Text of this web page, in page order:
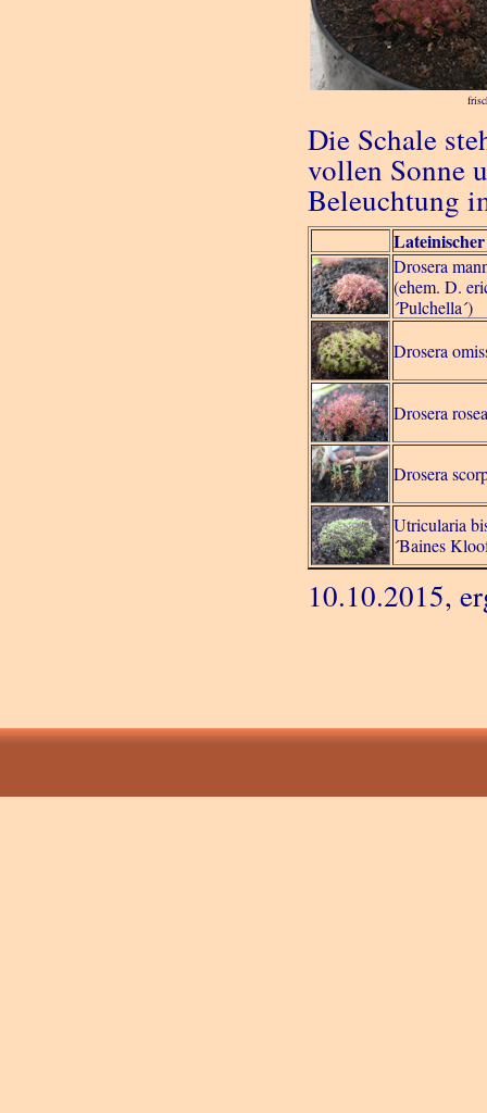
Die Schale
vollen Sonne
Beleuchtung
Drosera
(ehem. D.
´Pulchella´)
Drosera
Drosera
Drosera
Utricularia
´Baines
10.10.2015,